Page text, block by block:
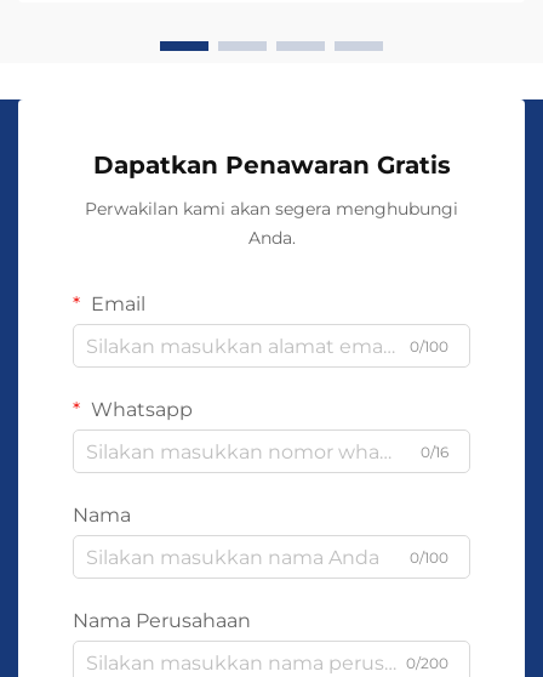
Dapatkan Penawaran Gratis
Perwakilan kami akan segera menghubungi
Anda.
Email
0/100
Whatsapp
0/16
Nama
0/100
Nama Perusahaan
0/200